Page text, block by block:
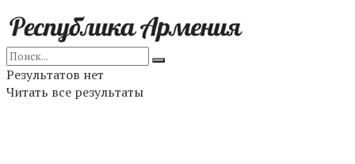
Результатов нет
Читать все результаты